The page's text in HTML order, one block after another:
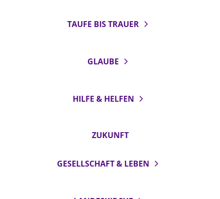
TAUFE BIS TRAUER
GLAUBE
HILFE & HELFEN
ZUKUNFT
GESELLSCHAFT & LEBEN